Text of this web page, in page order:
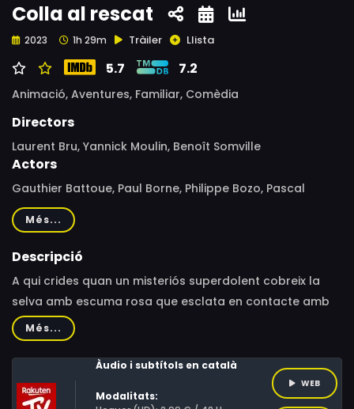
Colla al rescat
2023 1h 29m Tràiler Llista
5.7 7.2
Animació, Aventures, Familiar, Comèdia
Directors
Laurent Bru, Yannick Moulin, Benoît Somville
Actors
Gauthier Battoue, Paul Borne, Philippe Bozo, Pascal
Casanova, Frédéric Cerdal, Jérémie Covillault, Emmanuel
Curtil, Laurent Morteau, Céline Monsarrat, Léopoldine
Serre, David Vincent, Marie-Christine Darah, Frantz
Més...
Descripció
A qui crides quan un misteriós superdolent cobreix la
selva amb escuma rosa que esclata en contacte amb
l'aigua? A la colla de la selva! A menys d'un mes de
l'època de pluges, la cursa contrarellotge està en
marxa. Des del Pol Nord fins a l'Extrem Orient, travessant
muntanyes, deserts i oceans, els nostres herois hauran
de viatjar pel món a la recerca d'un antídot, lluny de la
Més...
Àudio i subtítols en català
Modalitats:
WEB